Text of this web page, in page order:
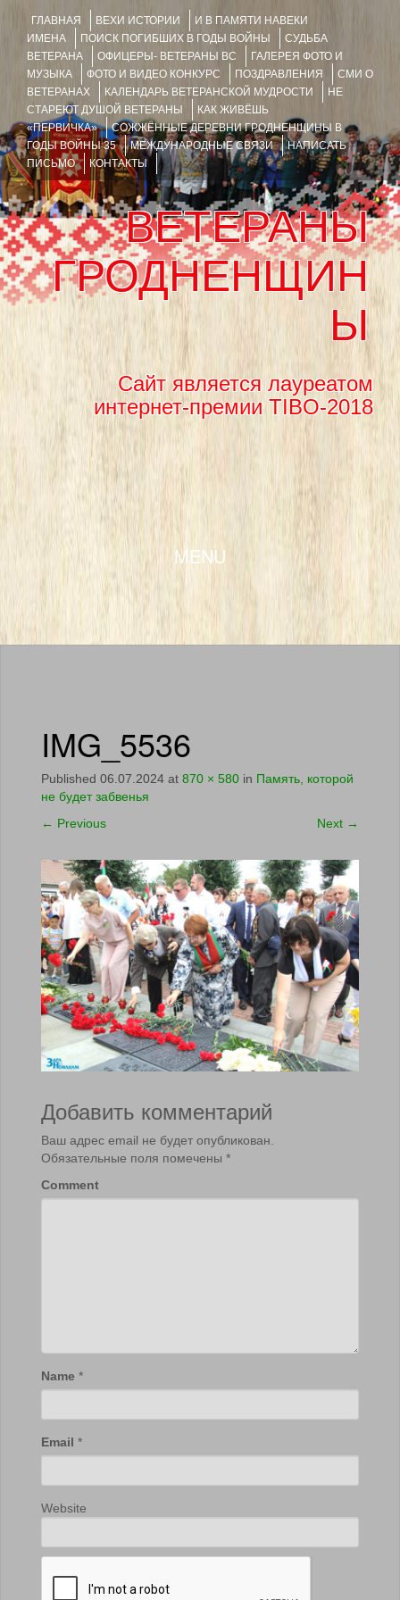
ГЛАВНАЯ ВЕХИ ИСТОРИИ
И В ПАМЯТИ НАВЕКИ
ИМЕНА
ПОИСК ПОГИБШИХ В ГОДЫ ВОЙНЫ
СУДЬБА
ВЕТЕРАНА
ОФИЦЕРЫ- ВЕТЕРАНЫ ВС
ГАЛЕРЕЯ ФОТО И
МУЗЫКА
ФОТО И ВИДЕО КОНКУРС ПОЗДРАВЛЕНИЯ
СМИ О
ВЕТЕРАНАХ
КАЛЕНДАРЬ ВЕТЕРАНСКОЙ МУДРОСТИ
НЕ
СТАРЕЮТ ДУШОЙ ВЕТЕРАНЫ
КАК ЖИВЁШЬ
«ПЕРВИЧКА»
СОЖЖЁННЫЕ ДЕРЕВНИ ГРОДНЕНЩИНЫ В
ГОДЫ ВОЙНЫ 35
МЕЖДУНАРОДНЫЕ СВЯЗИ
НАПИСАТЬ
ПИСЬМО
КОНТАКТЫ
ВЕТЕРАНЫ
ГРОДНЕНЩИН
Ы
Сайт является лауреатом
интернет-премии TIBO-2018
MENU
SKIP TO CONTENT
IMG_5536
Published 06.07.2024 at 870 × 580 in Память, которой
не будет забвенья
← Previous Next →
Добавить комментарий
Ваш адрес email не будет опубликован.
Обязательные поля помечены *
Comment
Name *
Email *
Website